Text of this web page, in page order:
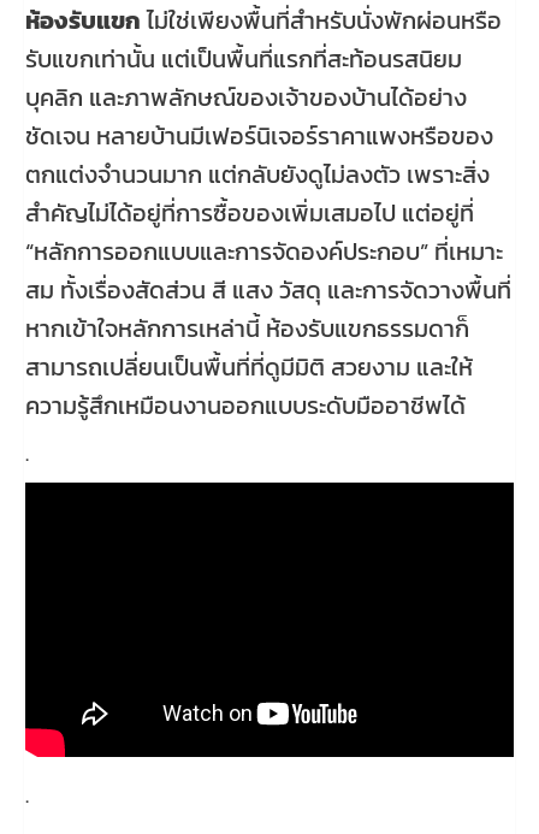
ห้องรับแขกไม่ใช่เพียงพื้นที่สำหรับนั่งพักผ่อนหรือ
รับแขกเท่านั้น แต่เป็นพื้นที่แรกที่สะท้อนรสนิยม
บุคลิก และภาพลักษณ์ของเจ้าของบ้านได้อย่าง
ชัดเจน หลายบ้านมีเฟอร์นิเจอร์ราคาแพงหรือของ
ตกแต่งจำนวนมาก แต่กลับยังดูไม่ลงตัว เพราะสิ่ง
สำคัญไม่ได้อยู่ที่การซื้อของเพิ่มเสมอไป แต่อยู่ที่
“หลักการออกแบบและการจัดองค์ประกอบ” ที่เหมาะ
สม ทั้งเรื่องสัดส่วน สี แสง วัสดุ และการจัดวางพื้นที่
หากเข้าใจหลักการเหล่านี้ ห้องรับแขกธรรมดาก็
สามารถเปลี่ยนเป็นพื้นที่ที่ดูมีมิติ สวยงาม และให้
ความรู้สึกเหมือนงานออกแบบระดับมืออาชีพได้
.
.